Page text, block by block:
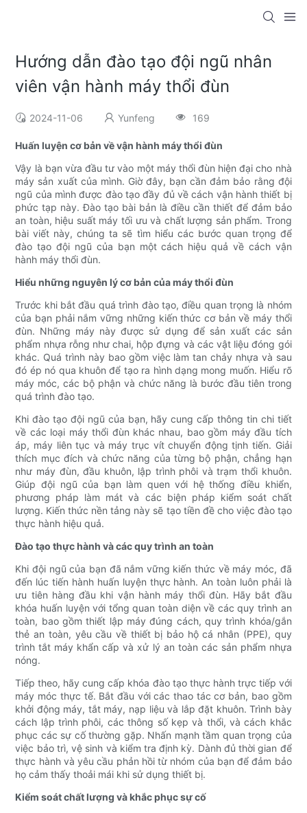
Hướng dẫn đào tạo đội ngũ nhân
viên vận hành máy thổi đùn
2024-11-06 Yunfeng 169
Huấn luyện cơ bản về vận hành máy thổi đùn
Vậy là bạn vừa đầu tư vào một máy thổi đùn hiện đại cho nhà
máy sản xuất của mình. Giờ đây, bạn cần đảm bảo rằng đội
ngũ của mình được đào tạo đầy đủ về cách vận hành thiết bị
phức tạp này. Đào tạo bài bản là điều cần thiết để đảm bảo
an toàn, hiệu suất máy tối ưu và chất lượng sản phẩm. Trong
bài viết này, chúng ta sẽ tìm hiểu các bước quan trọng để
đào tạo đội ngũ của bạn một cách hiệu quả về cách vận
hành máy thổi đùn.
Hiểu những nguyên lý cơ bản của máy thổi đùn
Trước khi bắt đầu quá trình đào tạo, điều quan trọng là nhóm
của bạn phải nắm vững những kiến ​​thức cơ bản về máy thổi
đùn. Những máy này được sử dụng để sản xuất các sản
phẩm nhựa rỗng như chai, hộp đựng và các vật liệu đóng gói
khác. Quá trình này bao gồm việc làm tan chảy nhựa và sau
đó ép nó qua khuôn để tạo ra hình dạng mong muốn. Hiểu rõ
máy móc, các bộ phận và chức năng là bước đầu tiên trong
quá trình đào tạo.
Khi đào tạo đội ngũ của bạn, hãy cung cấp thông tin chi tiết
về các loại máy thổi đùn khác nhau, bao gồm máy đầu tích
áp, máy liên tục và máy trục vít chuyển động tịnh tiến. Giải
thích mục đích và chức năng của từng bộ phận, chẳng hạn
như máy đùn, đầu khuôn, lập trình phôi và trạm thổi khuôn.
Giúp đội ngũ của bạn làm quen với hệ thống điều khiển,
phương pháp làm mát và các biện pháp kiểm soát chất
lượng. Kiến thức nền tảng này sẽ tạo tiền đề cho việc đào tạo
thực hành hiệu quả.
Đào tạo thực hành và các quy trình an toàn
Khi đội ngũ của bạn đã nắm vững kiến ​​thức về máy móc, đã
đến lúc tiến hành huấn luyện thực hành. An toàn luôn phải là
ưu tiên hàng đầu khi vận hành máy thổi đùn. Hãy bắt đầu
khóa huấn luyện với tổng quan toàn diện về các quy trình an
toàn, bao gồm thiết lập máy đúng cách, quy trình khóa/gắn
thẻ an toàn, yêu cầu về thiết bị bảo hộ cá nhân (PPE), quy
trình tắt máy khẩn cấp và xử lý an toàn các sản phẩm nhựa
nóng.
Tiếp theo, hãy cung cấp khóa đào tạo thực hành trực tiếp với
máy móc thực tế. Bắt đầu với các thao tác cơ bản, bao gồm
khởi động máy, tắt máy, nạp liệu và lắp đặt khuôn. Trình bày
cách lập trình phôi, các thông số kẹp và thổi, và cách khắc
phục các sự cố thường gặp. Nhấn mạnh tầm quan trọng của
việc bảo trì, vệ sinh và kiểm tra định kỳ. Dành đủ thời gian để
thực hành và yêu cầu phản hồi từ nhóm của bạn để đảm bảo
họ cảm thấy thoải mái khi sử dụng thiết bị.
Kiểm soát chất lượng và khắc phục sự cố